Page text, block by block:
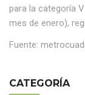
para la categoría
mes de enero),
Fuente:
CATEGORÍA